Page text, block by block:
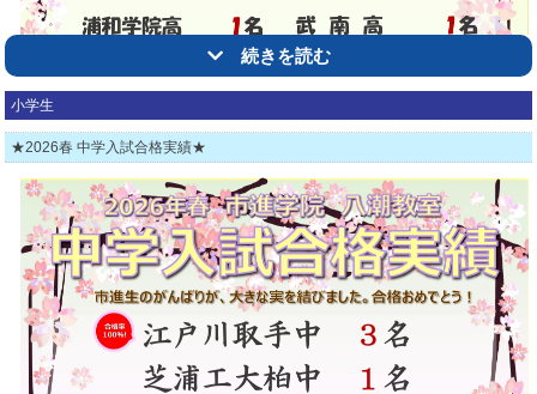
★2026年春 高校入試合格速報★
～埼玉県立高校～
祝越谷北高校合格 １名
越ヶ谷高校合格 １名
続きを読む
小学生
★2026春 中学入試合格実績★